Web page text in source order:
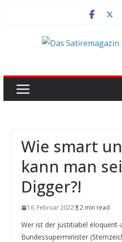
Wie smart
kann man
Digger?!
16. Februar 2022 2 min read
Wer ist der justitiabel
Bundessuperminister